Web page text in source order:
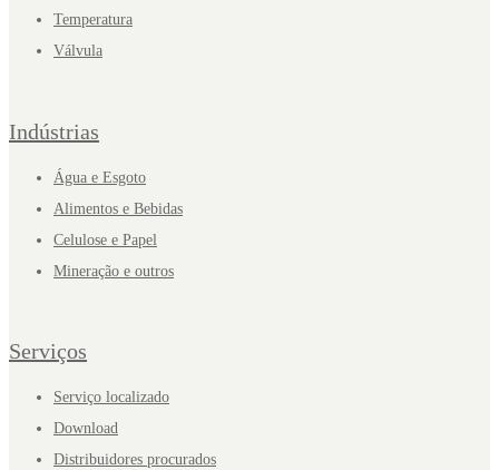
Temperatura
Válvula
Indústrias
Água e Esgoto
Alimentos e Bebidas
Celulose e Papel
Mineração e outros
Serviços
Serviço localizado
Download
Distribuidores procurados